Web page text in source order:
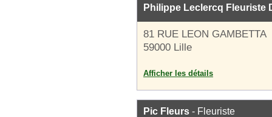
Philippe Leclercq Fleuriste
81 RUE LEON GAMBETTA
59000 Lille
Afficher les détails
Pic Fleurs - Fleuriste